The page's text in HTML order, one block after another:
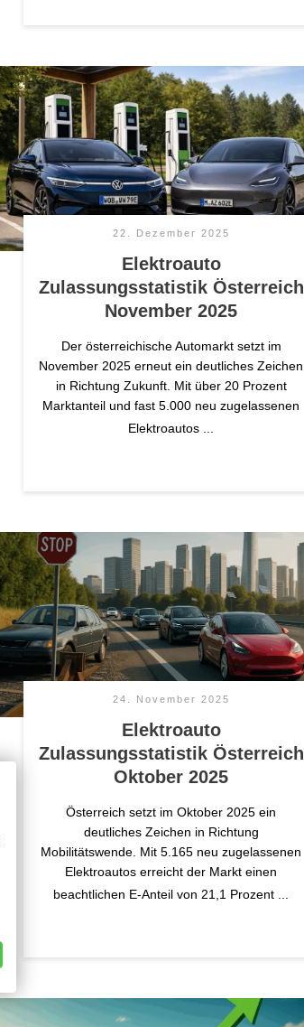
22. Dezember 2025
Elektroauto
Zulassungsstatistik Österreich
November 2025
Der österreichische Automarkt setzt im
November 2025 erneut ein deutliches Zeichen
in Richtung Zukunft. Mit über 20 Prozent
Marktanteil und fast 5.000 neu zugelassenen
Elektroautos
24. November 2025
Elektroauto
Zulassungsstatistik Österreich
Oktober 2025
Österreich setzt im Oktober 2025 ein
deutliches Zeichen in Richtung
Mobilitätswende. Mit 5.165 neu zugelassenen
Elektroautos erreicht der Markt einen
beachtlichen E-Anteil von 21,1 Prozent